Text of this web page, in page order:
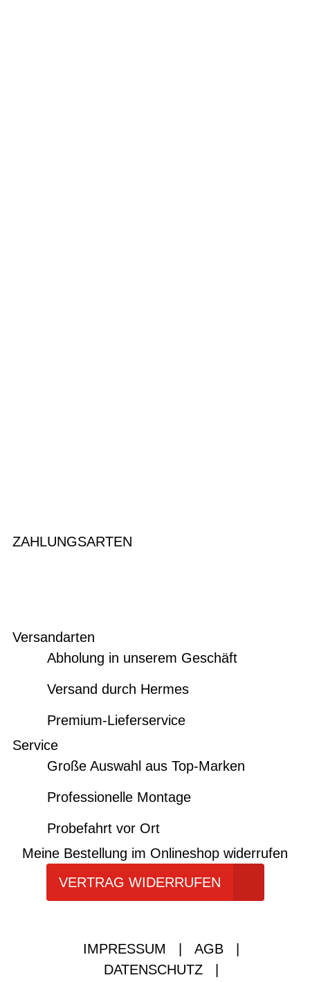
ZAHLUNGSARTEN
Versandarten
Abholung in unserem Geschäft
Versand durch Hermes
Premium-Lieferservice
Service
Große Auswahl aus Top-Marken
Professionelle Montage
Probefahrt vor Ort
Meine Bestellung im Onlineshop widerrufen
VERTRAG WIDERRUFEN
IMPRESSUM AGB
DATENSCHUTZ